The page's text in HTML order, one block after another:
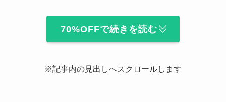
70%OFFで続きを読む
※記事内の見出しへスクロールします